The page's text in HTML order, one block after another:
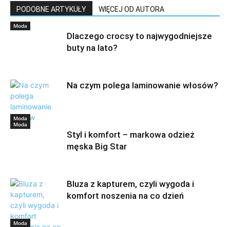
PODOBNE ARTYKUŁY WIĘCEJ OD AUTORA
Moda
Dlaczego crocsy to najwygodniejsze
buty na lato?
Moda
Na czym polega laminowanie włosów?
Moda
Styl i komfort – markowa odzież
męska Big Star
Bluza z kapturem, czyli wygoda i
komfort noszenia na co dzień
Moda